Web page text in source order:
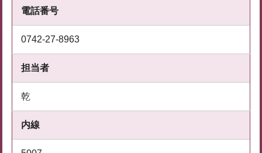
電話番号
0742-27-8963
担当者
乾
内線